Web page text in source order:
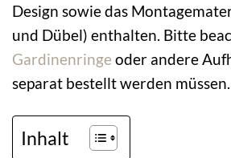
Design sowie das
und Dübel) enthalten. Bitte
Gardinenringe oder andere
separat bestellt werden müssen.
Inhalt